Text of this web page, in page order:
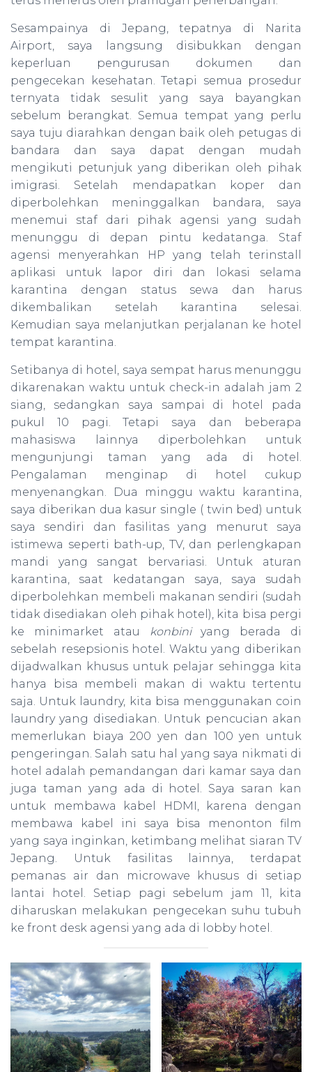
Sesampainya di Jepang, tepatnya di Narita
Airport, saya langsung disibukkan dengan
keperluan pengurusan dokumen dan
pengecekan kesehatan. Tetapi semua prosedur
ternyata tidak sesulit yang saya bayangkan
sebelum berangkat. Semua tempat yang perlu
saya tuju diarahkan dengan baik oleh petugas di
bandara dan saya dapat dengan mudah
mengikuti petunjuk yang diberikan oleh pihak
imigrasi. Setelah mendapatkan koper dan
diperbolehkan meninggalkan bandara, saya
menemui staf dari pihak agensi yang sudah
menunggu di depan pintu kedatanga. Staf
agensi menyerahkan HP yang telah terinstall
aplikasi untuk lapor diri dan lokasi selama
karantina dengan status sewa dan harus
dikembalikan setelah karantina selesai.
Kemudian saya melanjutkan perjalanan ke hotel
tempat karantina.
Setibanya di hotel, saya sempat harus menunggu
dikarenakan waktu untuk check-in adalah jam 2
siang, sedangkan saya sampai di hotel pada
pukul 10 pagi. Tetapi saya dan beberapa
mahasiswa lainnya diperbolehkan untuk
mengunjungi taman yang ada di hotel.
Pengalaman menginap di hotel cukup
menyenangkan. Dua minggu waktu karantina,
saya diberikan dua kasur single ( twin bed) untuk
saya sendiri dan fasilitas yang menurut saya
istimewa seperti bath-up, TV, dan perlengkapan
mandi yang sangat bervariasi. Untuk aturan
karantina, saat kedatangan saya, saya sudah
diperbolehkan membeli makanan sendiri (sudah
tidak disediakan oleh pihak hotel), kita bisa pergi
ke minimarket atau konbiniyang berada di
sebelah resepsionis hotel. Waktu yang diberikan
dijadwalkan khusus untuk pelajar sehingga kita
hanya bisa membeli makan di waktu tertentu
saja. Untuk laundry, kita bisa menggunakan coin
laundry yang disediakan. Untuk pencucian akan
memerlukan biaya 200 yen dan 100 yen untuk
pengeringan. Salah satu hal yang saya nikmati di
hotel adalah pemandangan dari kamar saya dan
juga taman yang ada di hotel. Saya saran kan
untuk membawa kabel HDMI, karena dengan
membawa kabel ini saya bisa menonton film
yang saya inginkan, ketimbang melihat siaran TV
Jepang. Untuk fasilitas lainnya, terdapat
pemanas air dan microwave khusus di setiap
lantai hotel. Setiap pagi sebelum jam 11, kita
diharuskan melakukan pengecekan suhu tubuh
ke front desk agensi yang ada di lobby hotel.